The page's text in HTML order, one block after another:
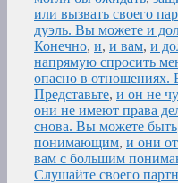
или вызвать своего
дуэль. Вы можете и
Конечно, и, и вам, и
напрямую спросить
опасно в отношениях.
Представьте, и он не
они не имеют права
снова. Вы можете быть
понимающим, и они
вам с большим
Слушайте своего